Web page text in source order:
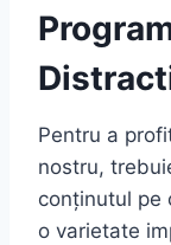
Pentru a
nostru,
conținutul pe
o varietate